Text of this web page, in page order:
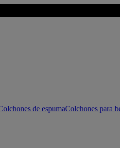
de espumaColchones para